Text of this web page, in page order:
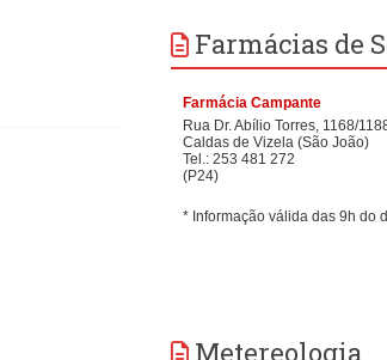
Farmácias de
Metereologia